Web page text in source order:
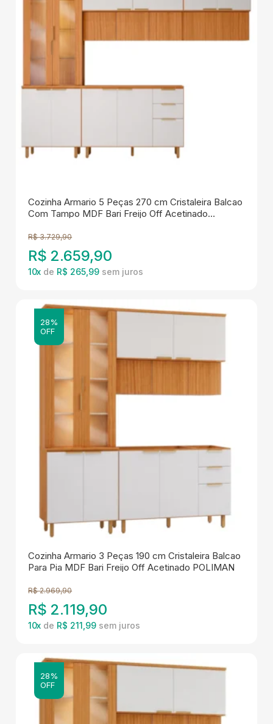
Cozinha Armario 5 Peças 270 cm Cristaleira Balcao
Com Tampo MDF Bari Freijo Off Acetinado
R$ 3.729,90
R$ 2.659,90
10x de R$ 265,99
28%
OFF
Cozinha Armario 3 Peças 190 cm Cristaleira Balcao
Para Pia MDF Bari Freijo Off Acetinado POLIMAN
R$ 2.969,90
R$ 2.119,90
10x de R$ 211,99
28%
OFF